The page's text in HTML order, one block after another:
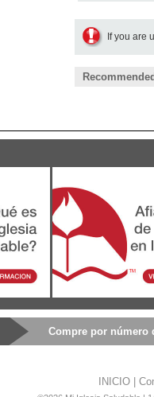
If you are
Compre por número
INICIO